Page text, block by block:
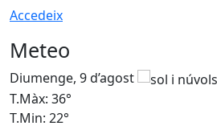
Accedeix
Meteo
Diumenge, 9 d’agost
T.Màx: 36°
T.Min: 22°